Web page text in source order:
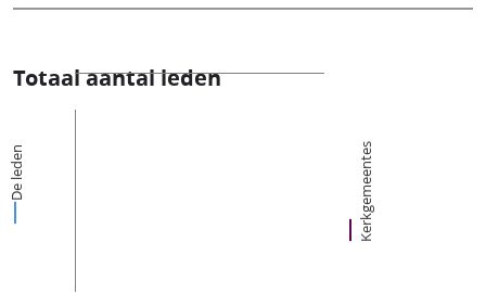
Totaal aantal leden
De leden Kerkgemeentes